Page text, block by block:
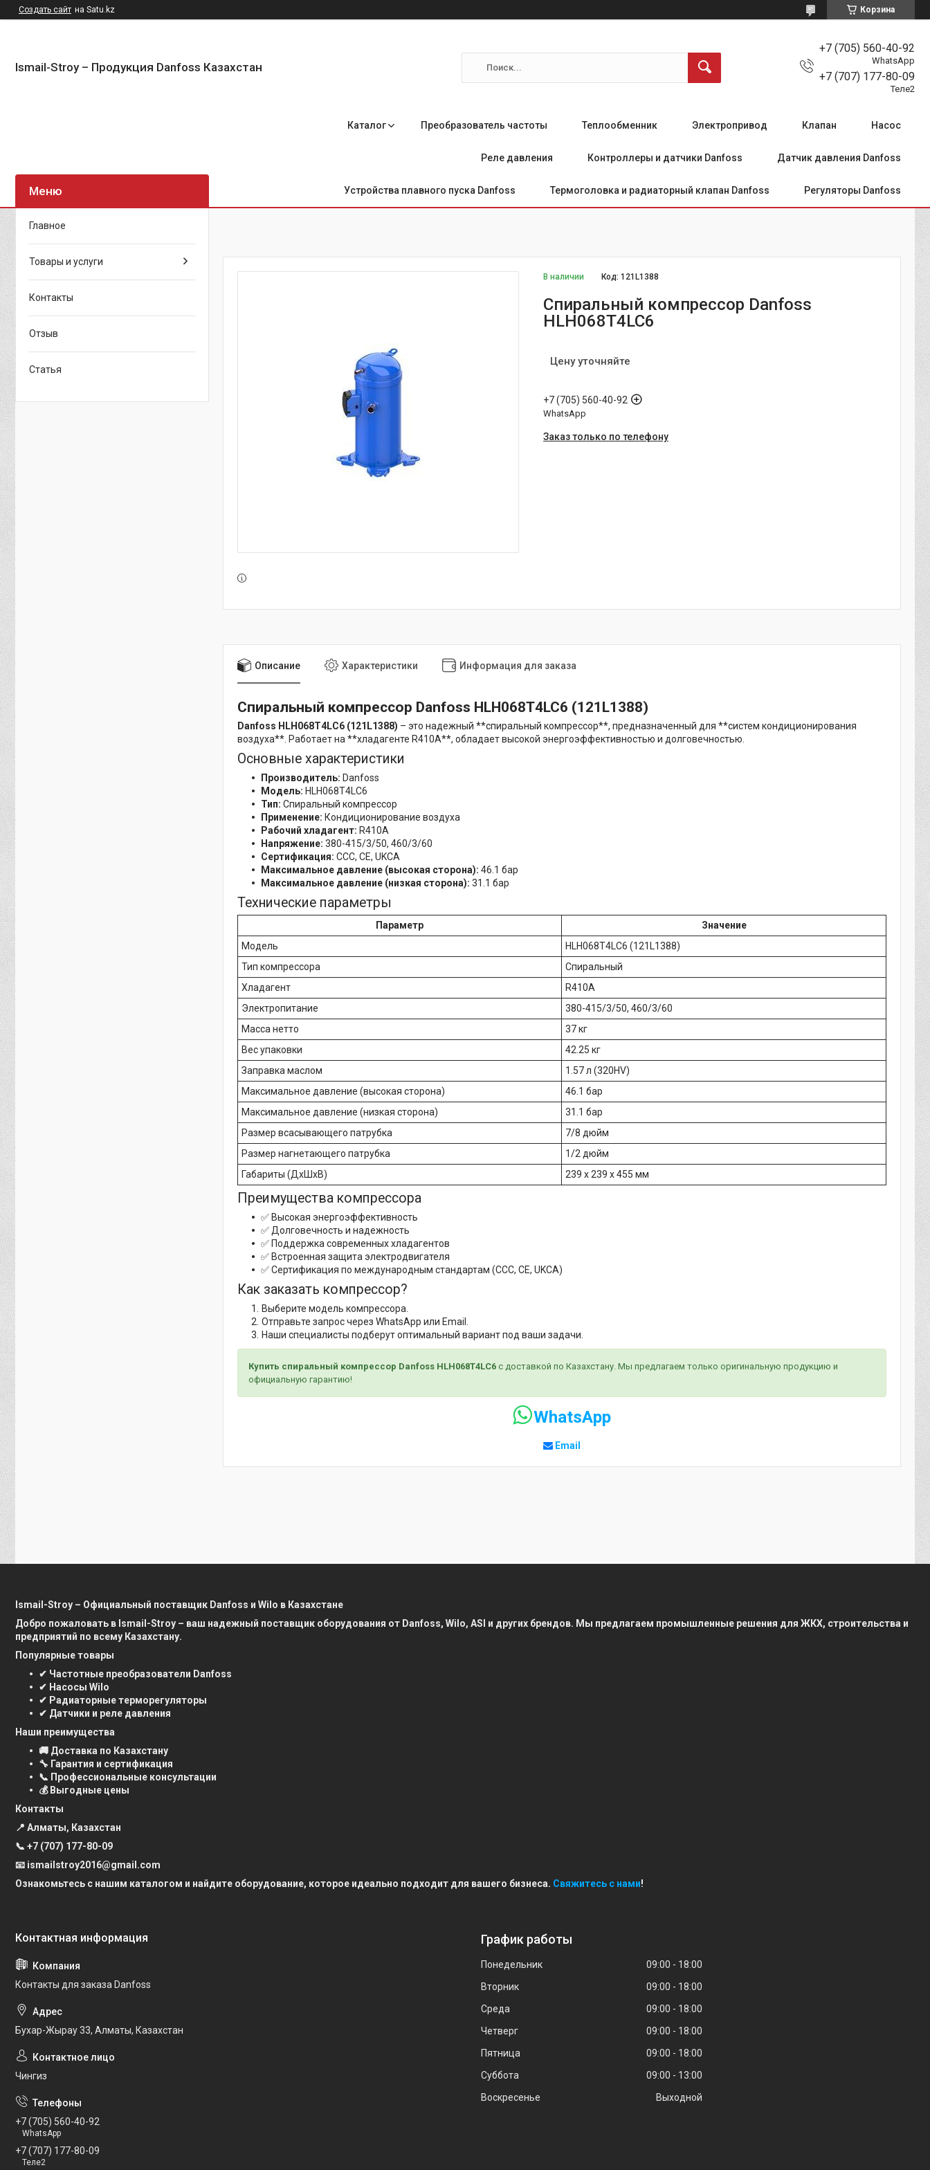
Создать сайт на Satu.kz Корзина
Ismail-Stroy – Продукция Danfoss Казахстан
+7 (705) 560-40-92
WhatsApp
+7 (707) 177-80-09
Теле2
Каталог Преобразователь частоты Теплообменник Электропривод Клапан Насос
Реле давления Контроллеры и датчики Danfoss Датчик давления Danfoss
Устройства плавного пуска Danfoss Термоголовка и радиаторный клапан Danfoss Регуляторы Danfoss
В наличии Код:121L1388
Спиральный компрессор Danfoss
HLH068T4LC6
Цену уточняйте
+7 (705) 560-40-92
WhatsApp
Заказ только по телефону
Описание Характеристики Информация для заказа
Спиральный компрессор Danfoss HLH068T4LC6 (121L1388)
Danfoss HLH068T4LC6 (121L1388) – это надежный **спиральный компрессор**, предназначенный для **систем кондиционирования
воздуха**. Работает на **хладагенте R410A**, обладает высокой энергоэффективностью и долговечностью.
Основные характеристики
Производитель: Danfoss
Модель: HLH068T4LC6
Тип: Спиральный компрессор
Применение: Кондиционирование воздуха
Рабочий хладагент: R410A
Напряжение: 380-415/3/50, 460/3/60
Сертификация: CCC, CE, UKCA
Максимальное давление (высокая сторона): 46.1 бар
Максимальное давление (низкая сторона): 31.1 бар
Технические параметры
Параметр
Значение
Модель
HLH068T4LC6 (121L1388)
Тип компрессора
Спиральный
Хладагент
R410A
Электропитание
380-415/3/50, 460/3/60
Масса нетто
37 кг
Вес упаковки
42.25 кг
Заправка маслом
1.57 л (320HV)
Максимальное давление (высокая сторона)
46.1 бар
Максимальное давление (низкая сторона)
31.1 бар
Размер всасывающего патрубка
7/8 дюйм
Размер нагнетающего патрубка
1/2 дюйм
Габариты (ДхШхВ)
239 x 239 x 455 мм
Преимущества компрессора
✅ Высокая энергоэффективность
✅ Долговечность и надежность
✅ Поддержка современных хладагентов
✅ Встроенная защита электродвигателя
✅ Сертификация по международным стандартам (CCC, CE, UKCA)
Как заказать компрессор?
Выберите модель компрессора.
Отправьте запрос через WhatsApp или Email.
Наши специалисты подберут оптимальный вариант под ваши задачи.
Купить спиральный компрессор Danfoss HLH068T4LC6 с доставкой по Казахстану. Мы предлагаем только оригинальную продукцию и
официальную гарантию!
WhatsApp
Email
Главное
Товары и услуги
Контакты
Отзыв
Статья
Ismail-Stroy – Официальный поставщик Danfoss и Wilo в Казахстане
Добро пожаловать в Ismail-Stroy – ваш надежный поставщик оборудования от Danfoss, Wilo, ASI и других брендов. Мы предлагаем промышленные решения для ЖКХ, строительства и
предприятий по всему Казахстану.
Популярные товары
✔ Частотные преобразователи Danfoss
✔ Насосы Wilo
✔ Радиаторные терморегуляторы
✔ Датчики и реле давления
Наши преимущества
🚚 Доставка по Казахстану
🔧 Гарантия и сертификация
📞 Профессиональные консультации
💰 Выгодные цены
Контакты
📍 Алматы, Казахстан
📞 +7 (707) 177-80-09
📧 ismailstroy2016@gmail.com
Ознакомьтесь с нашим каталогом и найдите оборудование, которое идеально подходит для вашего бизнеса. Свяжитесь с нами!
Контакты для заказа Danfoss
Бухар-Жырау 33, Алматы, Казахстан
Чингиз
+7 (705) 560-40-92
WhatsApp
+7 (707) 177-80-09
Теле2
График работы
Понедельник 09:00
18:00
Вторник
09:00
18:00
Среда
09:00
18:00
Четверг
09:00
18:00
Пятница
09:00
18:00
Суббота
09:00
13:00
Воскресенье
Выходной